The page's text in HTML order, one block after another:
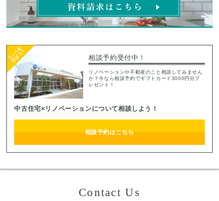
相談予約受付中！
リノベーションや不動産のこと相談してみません
か？今なら相談予約でギフトカード3000円分プ
レゼント！
中古住宅×リノベーションについて相談しよう！
相談予約はこちら
Contact Us